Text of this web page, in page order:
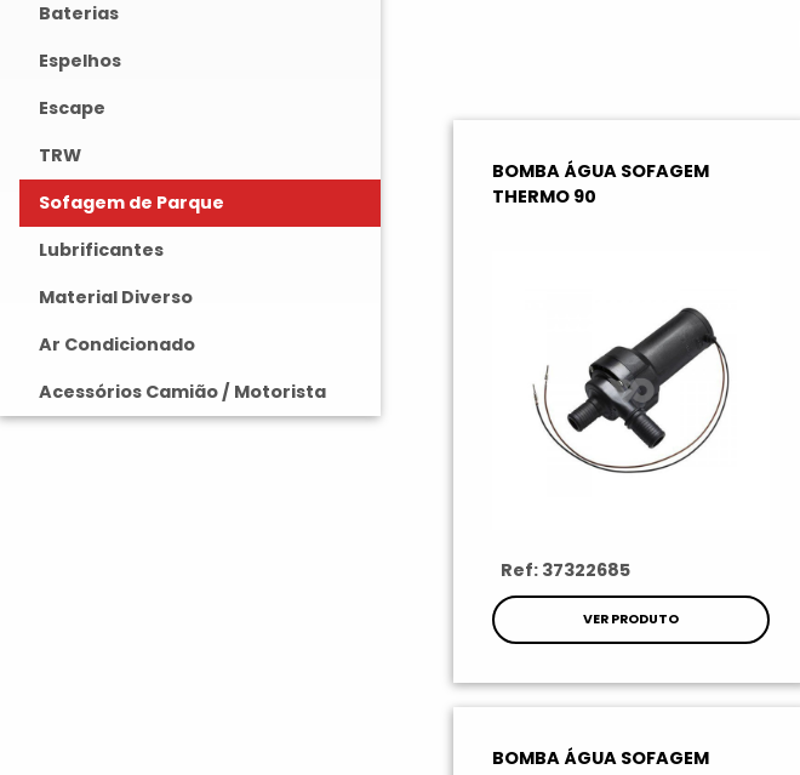
Baterias
Espelhos
Escape
TRW
Sofagem de Parque
Lubrificantes
Material Diverso
Ar Condicionado
Acessórios Camião / Motorista
BOMBA ÁGUA SOFAGEM
THERMO 90
Ref: 37322685
VER PRODUTO
BOMBA ÁGUA SOFAGEM